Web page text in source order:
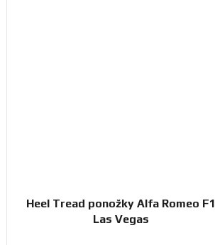
Heel Tread ponožky Alfa Romeo F1
Las Vegas